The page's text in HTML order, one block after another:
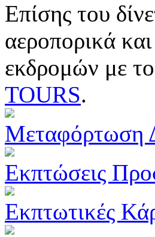
Επίσης του
αεροπορικά
εκδρομών με
TOURS.
Μεταφόρτωση
Εκπτώσεις
Εκπτωτικές